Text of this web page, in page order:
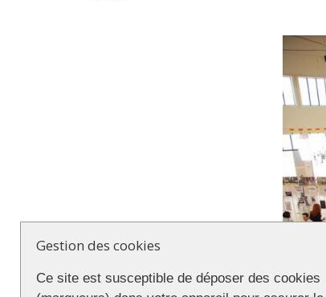
Gestion des cookies
Ce site est susceptible de déposer des cookies